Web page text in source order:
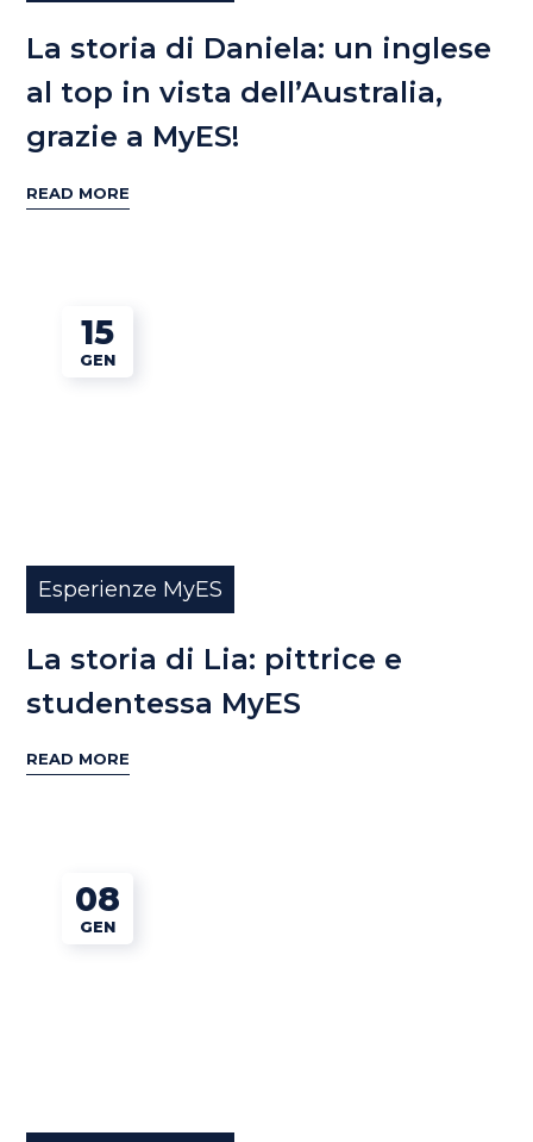
La storia di Daniela: un inglese
al top in vista dell’Australia,
grazie a MyES!
READ MORE
15
GEN
Esperienze MyES
La storia di Lia: pittrice e
studentessa MyES
READ MORE
08
GEN